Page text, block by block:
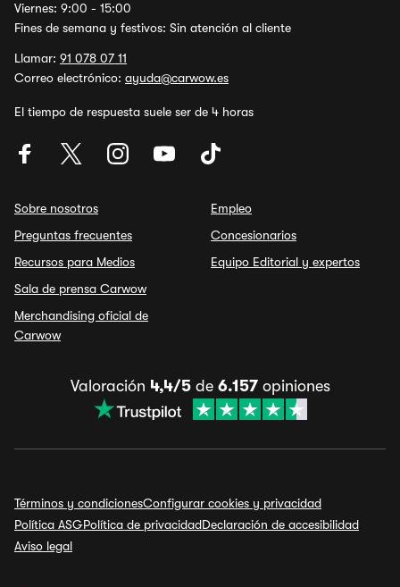
Viernes: 9:00 - 15:00
Fines de semana y festivos: Sin atención al cliente
Llamar: 91 078 07 11
Correo electrónico: ayuda@carwow.es
El tiempo de respuesta suele ser de 4 horas
Sobre nosotros
Preguntas frecuentes
Recursos para Medios
Sala de prensa Carwow
Merchandising oficial de
Carwow
Empleo
Concesionarios
Equipo Editorial y expertos
Valoración 4,4/5de 6.157opiniones
Términos y condicionesConfigurar cookies y privacidad
Política ASGPolítica de privacidadDeclaración de accesibilidad
Aviso legal